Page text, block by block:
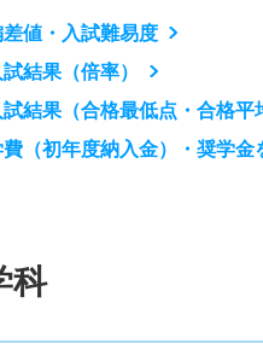
値・入試難易度
結果（倍率）
結果（合格最低点・合格平
（初年度納入金）・奨学金
科